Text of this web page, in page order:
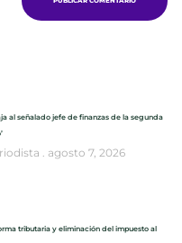
al señalado jefe de finanzas de la segunda
agosto 7, 2026
tributaria y eliminación del impuesto al